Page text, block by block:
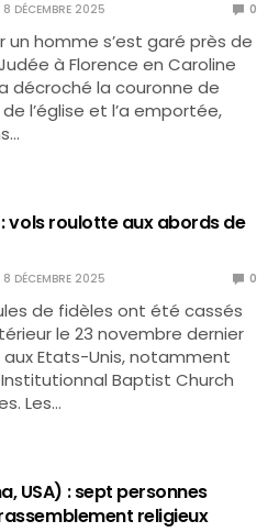
8 DÉCEMBRE 2025 0
un homme s’est garé près de
à Florence en Caroline
décroché la couronne de
l’église et l’a emportée,
vols roulotte aux abords de
8 DÉCEMBRE 2025 0
de fidèles ont été cassés
le 23 novembre dernier
aux Etats-Unis, notamment
Baptist Church
Les…
USA) : sept personnes
religieux